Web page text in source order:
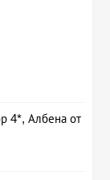
4*, Албена от